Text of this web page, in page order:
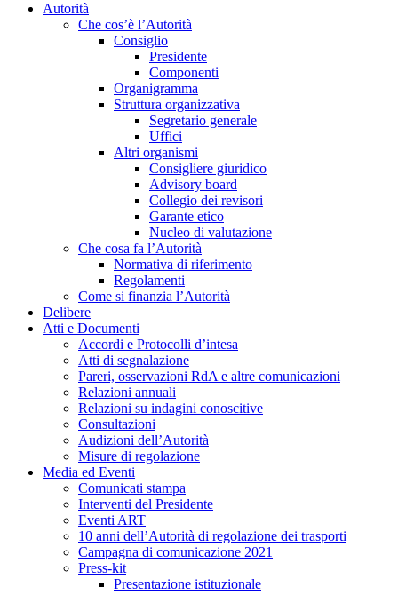
Autorità
Che cos’è l’Autorità
Consiglio
Presidente
Componenti
Organigramma
Struttura organizzativa
Segretario generale
Uffici
Altri organismi
Consigliere giuridico
Advisory board
Collegio dei revisori
Garante etico
Nucleo di valutazione
Che cosa fa l’Autorità
Normativa di riferimento
Regolamenti
Come si finanzia l’Autorità
Delibere
Atti e Documenti
Accordi e Protocolli d’intesa
Atti di segnalazione
Pareri, osservazioni RdA e altre comunicazioni
Relazioni annuali
Relazioni su indagini conoscitive
Consultazioni
Audizioni dell’Autorità
Misure di regolazione
Media ed Eventi
Comunicati stampa
Interventi del Presidente
Eventi ART
10 anni dell’Autorità di regolazione dei trasporti
Campagna di comunicazione 2021
Press-kit
Presentazione istituzionale